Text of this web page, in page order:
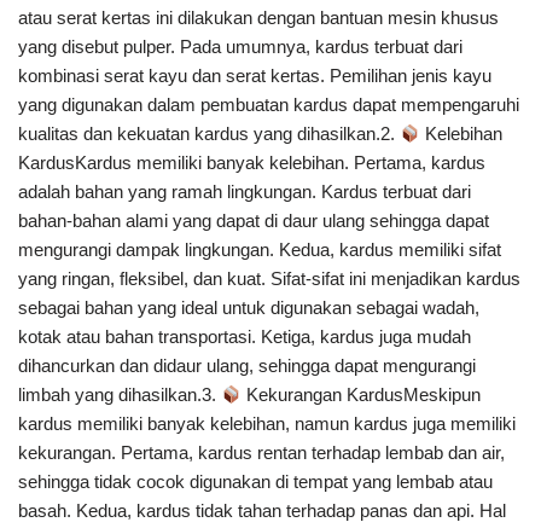
atau serat kertas ini dilakukan dengan bantuan mesin khusus
yang disebut pulper. Pada umumnya, kardus terbuat dari
kombinasi serat kayu dan serat kertas. Pemilihan jenis kayu
yang digunakan dalam pembuatan kardus dapat mempengaruhi
kualitas dan kekuatan kardus yang dihasilkan.2.
Kelebihan
KardusKardus memiliki banyak kelebihan. Pertama, kardus
adalah bahan yang ramah lingkungan. Kardus terbuat dari
bahan-bahan alami yang dapat di daur ulang sehingga dapat
mengurangi dampak lingkungan. Kedua, kardus memiliki sifat
yang ringan, fleksibel, dan kuat. Sifat-sifat ini menjadikan kardus
sebagai bahan yang ideal untuk digunakan sebagai wadah,
kotak atau bahan transportasi. Ketiga, kardus juga mudah
dihancurkan dan didaur ulang, sehingga dapat mengurangi
limbah yang dihasilkan.3.
Kekurangan KardusMeskipun
kardus memiliki banyak kelebihan, namun kardus juga memiliki
kekurangan. Pertama, kardus rentan terhadap lembab dan air,
sehingga tidak cocok digunakan di tempat yang lembab atau
basah. Kedua, kardus tidak tahan terhadap panas dan api. Hal